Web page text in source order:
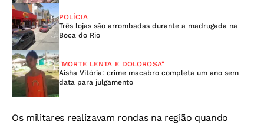
POLÍCIA
Três lojas são arrombadas durante a madrugada na
Boca do Rio
"MORTE LENTA E DOLOROSA"
Aisha Vitória: crime macabro completa um ano sem
data para julgamento
Os militares realizavam rondas na região quando